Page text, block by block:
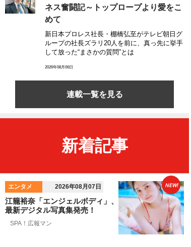
ネス奮闘記～トップロープより愛をこ
めて
新日本プロレス社長・棚橋弘至がテレビ朝日グ
ループの社長ズラリ20人を前に、真っ先に挙手
して放った“まさかの質問”とは
2026年08月06日
連載一覧を見る
新着記事
エンタメ 2026年08月07日
江籠裕奈「エンジェルボディ」、
最新デジタル写真集発売！
SPA！広報マン
NEW!